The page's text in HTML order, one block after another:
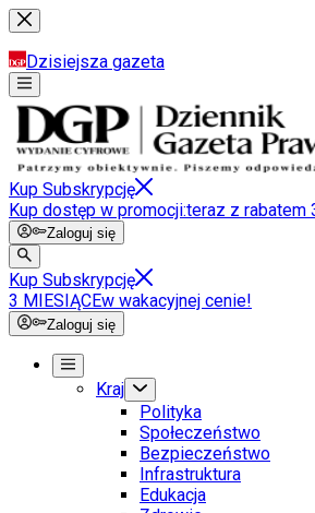
Dzisiejsza gazeta
Kup Subskrypcję
Kup dostęp w promocji:teraz z rabatem
Zaloguj się
Kup Subskrypcję
3 MIESIĄCEw wakacyjnej cenie!
Zaloguj się
Kraj
Polityka
Społeczeństwo
Bezpieczeństwo
Infrastruktura
Edukacja